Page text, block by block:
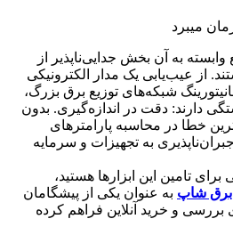
به آن بخش جدایی‌ناپذیر از
از عیب‌یابی یک مدار الکترونیکی
شبکه‌های توزیع برق بزرگ،
دارند: دقت در اندازه‌گیری. بدون
خطا در محاسبه پارامترهای
به تجهیزات و سرمایه
تامین این ابزارها هستید،
برق شاپ به عنوان یکی از پیشگامان
بررسی و خرید آنلاین فراهم کرده